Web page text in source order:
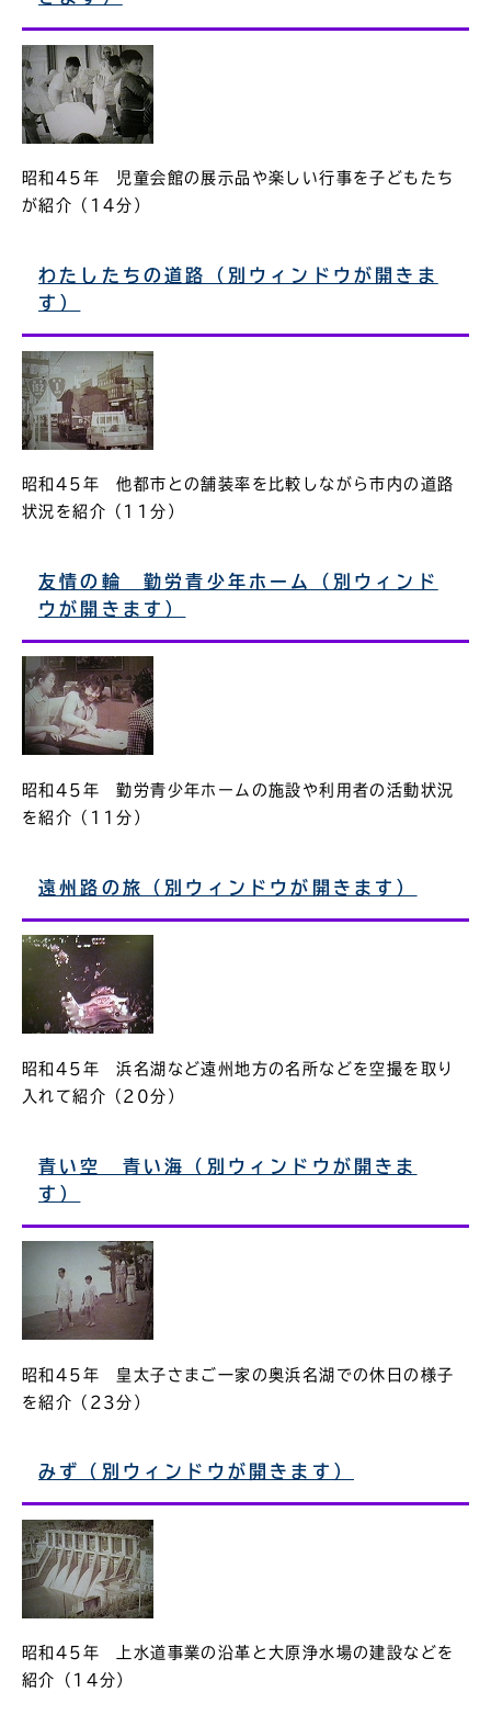
昭和45年 児童会館の展示品や楽しい行事を子どもたち
が紹介（14分）
わたしたちの道路（別ウィンドウが開きま
す）
昭和45年 他都市との舗装率を比較しながら市内の道路
状況を紹介（11分）
友情の輪 勤労青少年ホーム（別ウィンド
ウが開きます）
昭和45年 勤労青少年ホームの施設や利用者の活動状況
を紹介（11分）
遠州路の旅（別ウィンドウが開きます）
昭和45年 浜名湖など遠州地方の名所などを空撮を取り
入れて紹介（20分）
青い空 青い海（別ウィンドウが開きま
す）
昭和45年 皇太子さまご一家の奥浜名湖での休日の様子
を紹介（23分）
みず（別ウィンドウが開きます）
昭和45年 上水道事業の沿革と大原浄水場の建設などを
紹介（14分）